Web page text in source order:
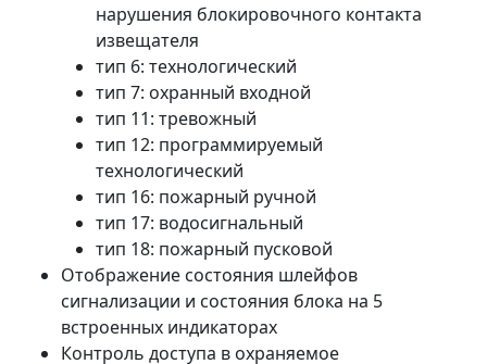
нарушения блокировочного контакта
извещателя
тип 6: технологический
тип 7: охранный входной
тип 11: тревожный
тип 12: программируемый
технологический
тип 16: пожарный ручной
тип 17: водосигнальный
тип 18: пожарный пусковой
Отображение состояния шлейфов
сигнализации и состояния блока на 5
встроенных индикаторах
Контроль доступа в охраняемое